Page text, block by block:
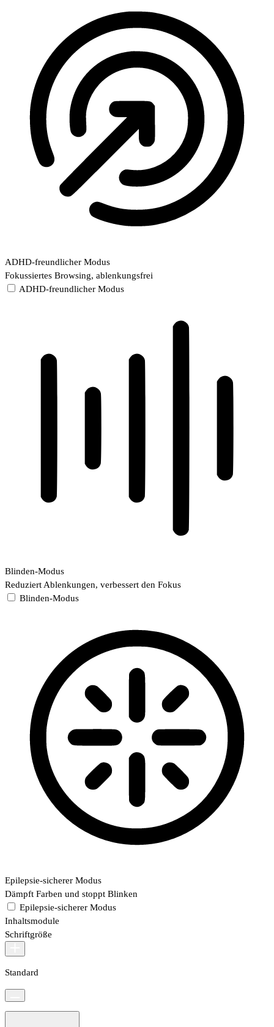
ADHD-freundlicher Modus
Fokussiertes Browsing, ablenkungsfrei
ADHD-freundlicher Modus
Blinden-Modus
Reduziert Ablenkungen, verbessert den Fokus
Blinden-Modus
Epilepsie-sicherer Modus
Dämpft Farben und stoppt Blinken
Epilepsie-sicherer Modus
Inhaltsmodule
Schriftgröße
Standard